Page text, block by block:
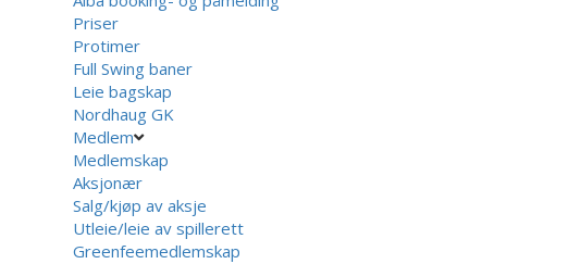
Priser
Protimer
Full Swing baner
Leie bagskap
Nordhaug GK
Medlem
Medlemskap
Aksjonær
Salg/kjøp av aksje
Utleie/leie av spillerett
Greenfeemedlemskap